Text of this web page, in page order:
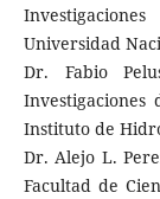
Universidad
Dr. Fabio
Investigaciones
Instituto de
Dr. Alejo L.
Facultad de